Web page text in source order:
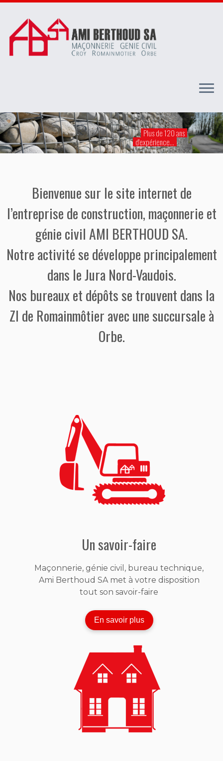
Passer
au
contenu
Plus de 120 ans
d'expérience...
Bienvenue sur le site internet de
l’entreprise de construction, maçonnerie et
génie civil AMI BERTHOUD SA.
Notre activité se développe principalement
dans le Jura Nord-Vaudois.
Nos bureaux et dépôts se trouvent dans la
ZI de Romainmôtier avec une succursale à
Orbe.
Un savoir-faire
Maçonnerie, génie civil, bureau technique,
Ami Berthoud SA met à votre disposition
tout son savoir-faire
En savoir plus